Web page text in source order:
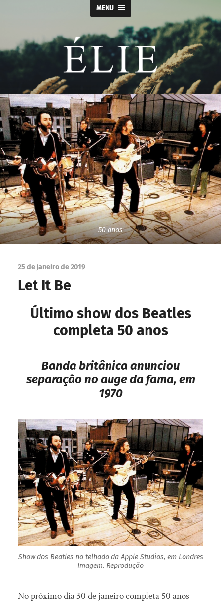
MENU
Élie
-
Calçados
e
Acessórios
Masculino
50 anos
25 de janeiro de 2019
Let It Be
Último show dos Beatles
completa 50 anos
Banda britânica anunciou
separação no auge da fama, em
1970
Show dos Beatles no telhado da Apple Studios, em Londres
Imagem: Reprodução
No próximo dia 30 de janeiro completa 50 anos